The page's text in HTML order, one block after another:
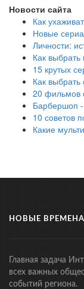
Новости сайта
Как
Новые
Личности:
Как
15 крутых
Как выбрать
20 фильмов
Барбершоп -
10 советов
Какие
НОВЫЕ ВРЕМЕНА
Главная задача
всех важных
событий региона.